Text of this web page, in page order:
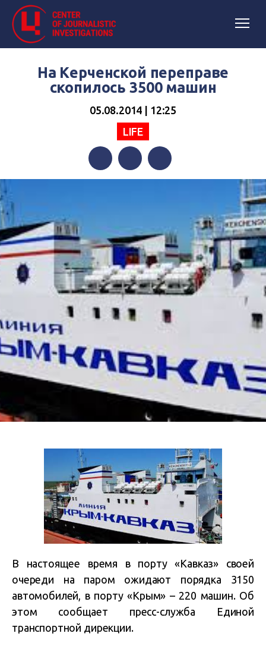
На Керченской переправе
скопилось 3500 машин
05.08.2014 | 12:25
LIFE
FacebookTwitterTelegram
В настоящее время в порту «Кавказ» своей
очереди на паром ожидают порядка 3150
автомобилей, в порту «Крым» – 220 машин. Об
этом сообщает пресс-служба Единой
транспортной дирекции.